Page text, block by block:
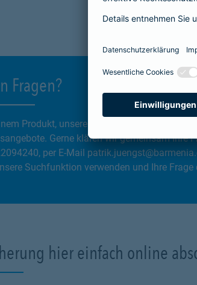
Fragen?
Produkt, unseren Services, dem
Gerne klären wir gemeinsam Ihre
per E-Mail
Suchfunktion verwenden und Ihre Frage
hier einfach online